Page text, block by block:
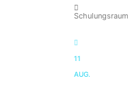
Schulungsraum
11
AUG.